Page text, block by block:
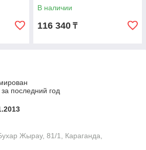
В наличии
116 340 ₸
последний год
Жырау, 81/1, Караганда,